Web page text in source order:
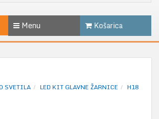
Menu Košarica
SVETILA LED KIT GLAVNE ŽARNICE H18